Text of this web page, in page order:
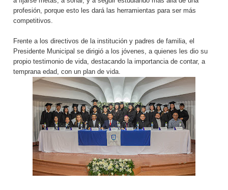
profesión, porque esto les dará las herramientas para ser más
competitivos.
Frente a los directivos de la institución y padres de familia, el
Presidente Municipal se dirigió a los jóvenes, a quienes les dio su
propio testimonio de vida, destacando la importancia de contar, a
temprana edad, con un plan de vida.